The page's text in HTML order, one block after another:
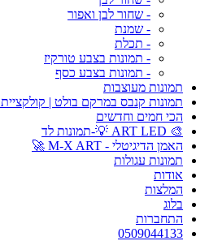
- שחור לבן ואפור
- שמנת
- תכלת
- תמונות בצבע טורקיז
- תמונות בצבע כסף
תמונות מעוצבות
תמונות קנבס במרקם בולט | קולקציית Art Touch
הכי חמים וחדשים
🎨 ART LED 💡-תמונות לד
האמן הדיגיטלי - M-X ART 🚀
תמונות עגולות
אודות
המלצות
בלוג
התחברות
0509044133